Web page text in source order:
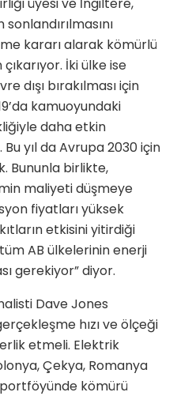
kararı alarak kömürlü
İki ülke ise
dışı bırakılması için
kamuoyundaki
daha etkin
yıl da Avrupa 2030 için
Bununla birlikte,
maliyeti düşmeye
fiyatları yüksek
etkisini yitirdiği
AB ülkelerinin enerji
gerekiyor” diyor.
Dave Jones
hızı ve ölçeği
etmeli. Elektrik
Çekya, Romanya
kömürü